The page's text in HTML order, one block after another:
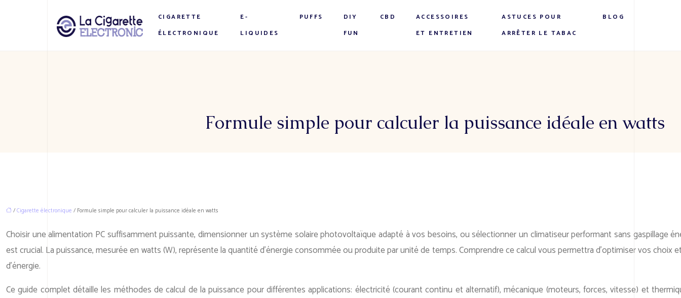
CIGARETTE
ÉLECTRONIQUE
E-
LIQUIDES
PUFFS
DIY
FUN
CBD
ACCESSOIRES
ET ENTRETIEN
ASTUCES POUR
ARRÊTER LE TABAC
BLOG
Formule simple pour calculer la puissance idéale en watts
/Cigarette électronique / Formule simple pour calculer la puissance idéale en watts
Choisir une alimentation PC suffisamment puissante, dimensionner un système solaire photovoltaïque adapté à vos besoins, ou sélectionner un climatiseur performant sans gaspillage
est crucial. La puissance, mesurée en watts (W), représente la quantité d’énergie consommée ou produite par unité de temps. Comprendre ce calcul vous permettra d’optimiser vos choix
d’énergie.
Ce guide complet détaille les méthodes de calcul de la puissance pour différentes applications: électricité (courant continu et alternatif), mécanique (moteurs, forces, vitesse) et